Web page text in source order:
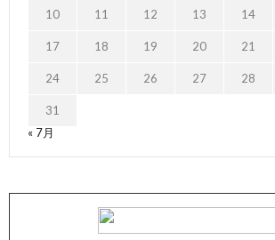
10 11 12 13 14
17 18 19 20 21
24 25 26 27 28
31
« 7月